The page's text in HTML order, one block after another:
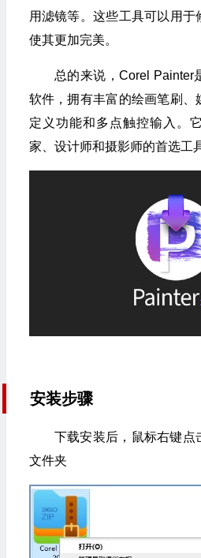
用滤镜等。这些工具可以用于
使其更加完美。
总的来说，Corel Painter
软件，拥有丰富的绘画笔刷、
定义功能和多点触控输入。
家、设计师和摄影师的首选工
安装步骤
下载安装后，鼠标右键点
文件夹